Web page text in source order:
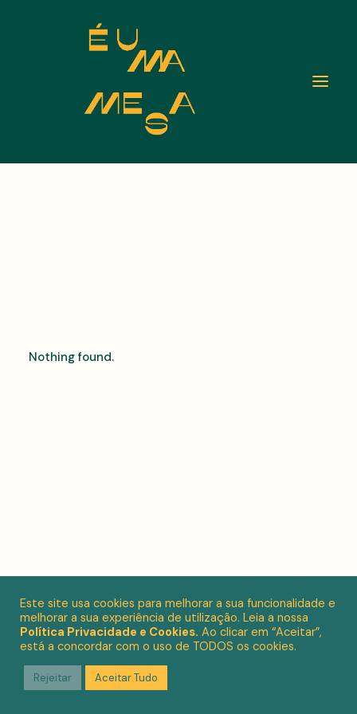
Nothing found.
Este site usa cookies para melhorar a sua funcionalidade e
melhorar a sua experiência de utilização. Leia a nossa
Política Privacidade e Cookies. Ao clicar em “Aceitar”,
está a concordar com o uso de TODOS os cookies.
Rejeitar Aceitar Tudo